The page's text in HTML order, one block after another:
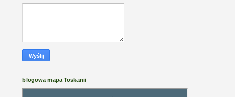
blogowa mapa Toskanii